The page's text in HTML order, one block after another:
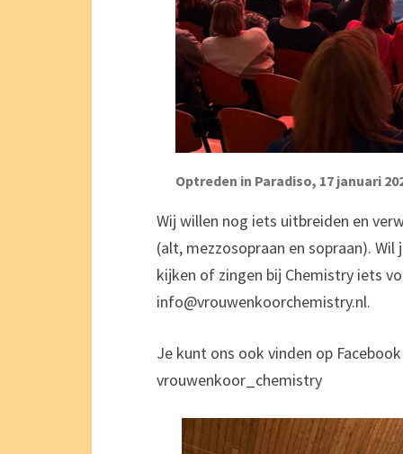
Optreden in Paradiso, 17 januari
Wij willen nog iets uitbreiden en
(alt, mezzosopraan en sopraan).
kijken of zingen bij Chemistry iets
info@vrouwenkoorchemistry.nl.
Je kunt ons ook vinden op Facebook
vrouwenkoor_chemistry